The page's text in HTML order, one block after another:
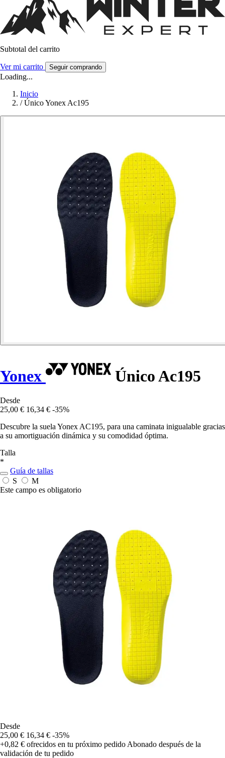
Subtotal del carrito
Ver mi carrito Seguir comprando
Loading...
Inicio
/ Único Yonex Ac195
Yonex Único Ac195
Desde
25,00 € 16,34 € -35%
Descubre la suela Yonex AC195, para una caminata inigualable gracias
a su amortiguación dinámica y su comodidad óptima.
Talla
*
Guía de tallas
S
M
Este campo es obligatorio
Desde
25,00 € 16,34 € -35%
+0,82 € ofrecidos en tu próximo pedido Abonado después de la
validación de tu pedido